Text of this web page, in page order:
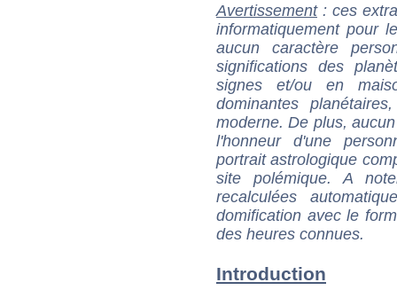
Avertissement: ces
informatiquement pour
aucun caractère
significations des
signes et/ou en
dominantes
moderne. De plus,
l'honneur d'une
portrait astrologique
site polémique. A
recalculées
domification avec le
des heures connues.
Introduction